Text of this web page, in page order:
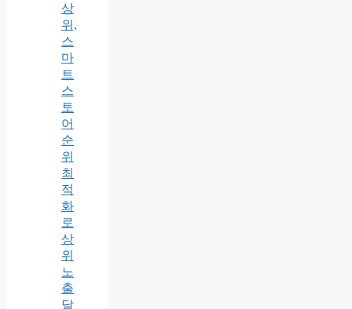
상
위,
스
마
트
스
토
어
순
위
최
적
화
로
상
위
노
출
달